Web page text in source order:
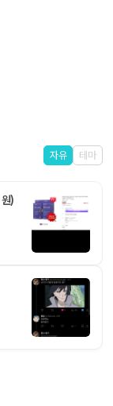
자유 테마
)